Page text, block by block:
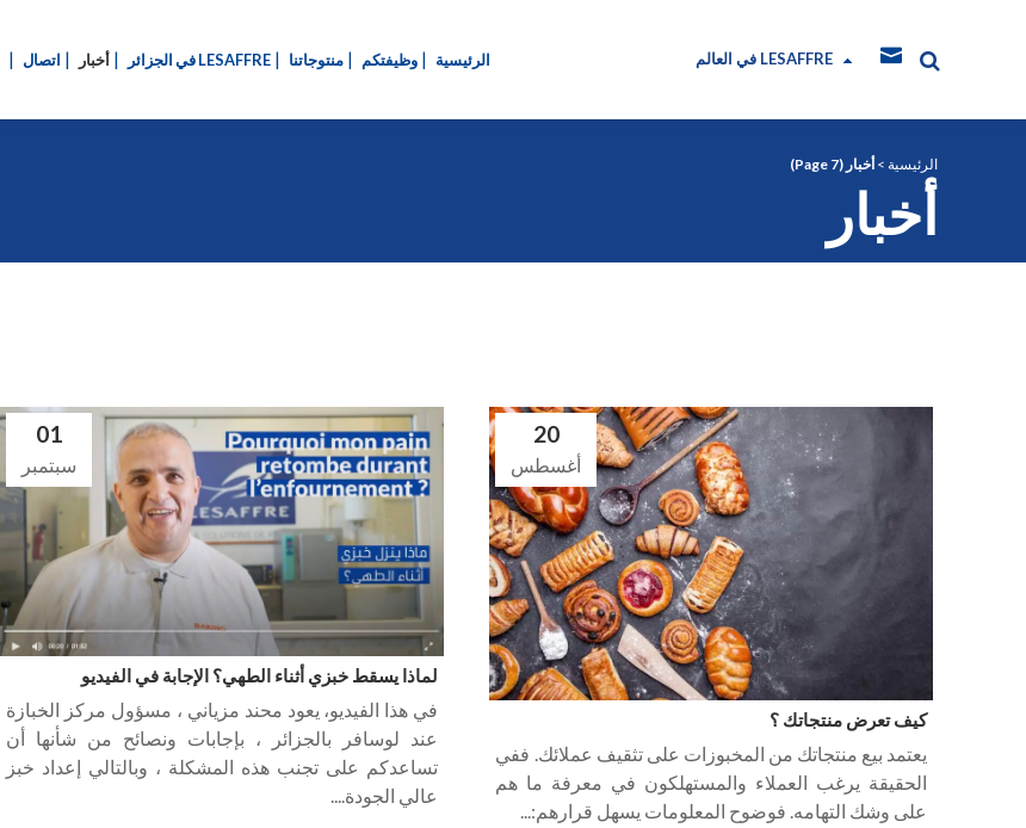
في العالم LESAFFRE الرئيسية وظيفتكم منتوجاتنا LESAFFRE في الجزائر أخبار اتصال
أخبار
الرئيسية > أخبار (Page 7)
01
سبتمبر
لماذا يسقط خبزي أثناء الطهي؟ الإجابة في الفيديو
في هذا الفيديو، يعود محند مزياني ، مسؤول مركز الخبازة
عند لوسافر بالجزائر ، بإجابات ونصائح من شأنها أن
تساعدكم على تجنب هذه المشكلة ، وبالتالي إعداد خبز
عالي الجودة....
20
أغسطس
كيف تعرض منتجاتك ؟
يعتمد بيع منتجاتك من المخبوزات على تثقيف عملائك. ففي
الحقيقة يرغب العملاء والمستهلكون في معرفة ما هم
على وشك التهامه. فوضوح المعلومات يسهل قرارهم:...